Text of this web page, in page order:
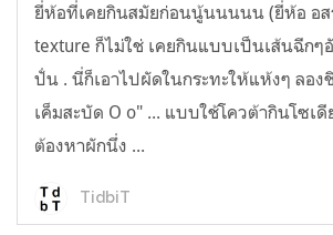
ยี่ห้อที่เคยกินสมัยก่อนนู้นนนนน (ยี่ห้อ อส
texture ก็ไม่ใช่ เคยกินแบบเป็นเส้นฉีกๆ
ปั่น . นี่ก็เอาไปผัดในกระทะให้แห้งๆ ลอง
เค็มสะบัด O o" ... แบบใช้โควต้ากินโซเ
ต้องหาผักนึ่ง ...
TidbiT